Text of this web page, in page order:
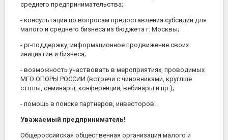
среднего предпринимательства;
- консультации по вопросам предоставления субсидий для
малого и среднего бизнеса из бюджета г. Москвы;
- pr-поддержку, информационное продвижение своих
инициатив и бизнеса;
- возможность участвовать в мероприятиях, проводимых
МГО ОПОРЫ РОССИИ (встречи с чиновниками, круглые
столы, семинары, конференции, вебинары и пр.);
- помощь в поиске партнеров, инвесторов.
Уважаемый предприниматель!
Общероссийская общественная организация малого и